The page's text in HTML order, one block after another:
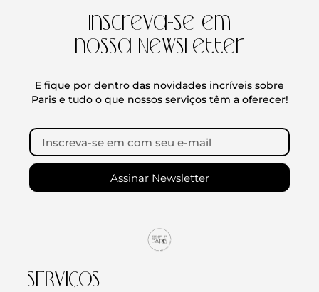
Inscreva-se em
nossa Newsletter
E fique por dentro das novidades incríveis sobre
Paris e tudo o que nossos serviços têm a oferecer!
Assinar Newsletter
SERVIÇOS